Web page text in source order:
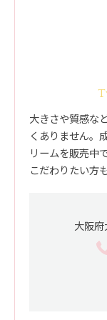
大きさや質感な
くありません。
リームを販売中
こだわりたい方
大阪